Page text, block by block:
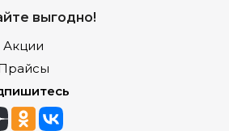
выгодно!
Акции